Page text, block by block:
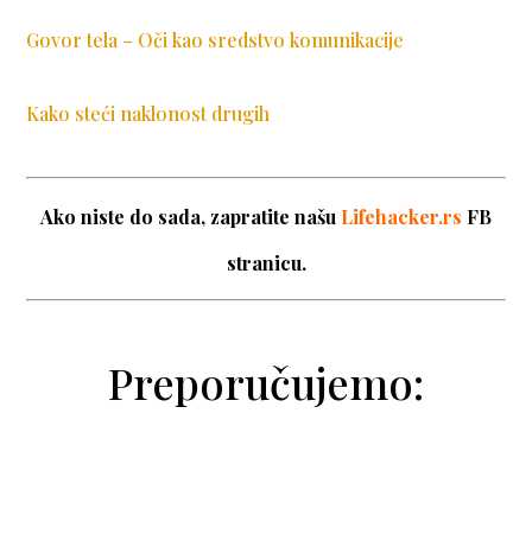
Govor tela – Oči kao sredstvo komunikacije
Kako steći naklonost drugih
Ako niste do sada, zapratite našu Lifehacker.rs FB
stranicu.
Preporučujemo: